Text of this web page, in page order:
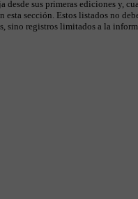
sus primeras ediciones y,
esta sección. Estos listados no
sino registros limitados a la